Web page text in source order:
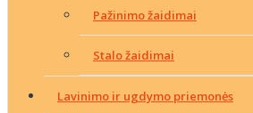
Pažinimo žaidimai
Stalo žaidimai
Lavinimo ir ugdymo priemonės